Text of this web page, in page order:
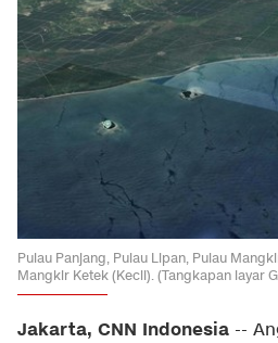
Pulau Panjang, Pulau Lipan, Pulau
Mangkir Ketek (Kecil). (Tangkapan layar
Jakarta, CNN Indonesia --